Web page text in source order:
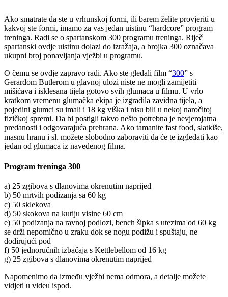
Ako smatrate da ste u vrhunskoj formi, ili barem želite provjeriti u
kakvoj ste formi, imamo za vas jedan uistinu “hardcore” program
treninga. Radi se o spartanskom 300 programu treninga. Riječ
spartanski ovdje uistinu dolazi do izražaja, a brojka 300 označava
ukupni broj ponavljanja vježbi u programu.
O čemu se ovdje zapravo radi. Ako ste gledali film “300” s
Gerardom Butlerom u glavnoj ulozi niste ne mogli zamijetiti
mišićava i isklesana tijela gotovo svih glumaca u filmu. U vrlo
kratkom vremenu glumačka ekipa je izgradila zavidna tijela, a
pojedini glumci su imali i 18 kg viška i nisu bili u nekoj naročitoj
fizičkoj spremi. Da bi postigli takvo nešto potrebna je nevjerojatna
predanosti i odgovarajuća prehrana. Ako tamanite fast food, slatkiše,
masnu hranu i sl. možete slobodno zaboraviti da će te izgledati kao
jedan od glumaca iz navedenog filma.
Program treninga 300
a) 25 zgibova s dlanovima okrenutim naprijed
b) 50 mrtvih podizanja sa 60 kg
c) 50 sklekova
d) 50 skokova na kutiju visine 60 cm
e) 50 podizanja na ravnoj podlozi, bench šipka s utezima od 60 kg
se drži nepomično u zraku dok se nogu podižu i spuštaju, ne
dodirujući pod
f) 50 jednoručnih izbačaja s Kettlebellom od 16 kg
g) 25 zgibova s dlanovima okrenutim naprijed
Napomenimo da između vježbi nema odmora, a detalje možete
vidjeti u videu ispod.